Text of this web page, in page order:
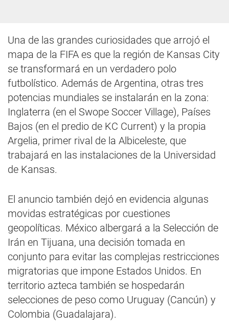
Una de las grandes curiosidades que arrojó el
mapa de la FIFA es que la región de Kansas City
se transformará en un verdadero polo
futbolístico. Además de Argentina, otras tres
potencias mundiales se instalarán en la zona:
Inglaterra (en el Swope Soccer Village), Países
Bajos (en el predio de KC Current) y la propia
Argelia, primer rival de la Albiceleste, que
trabajará en las instalaciones de la Universidad
de Kansas.
El anuncio también dejó en evidencia algunas
movidas estratégicas por cuestiones
geopolíticas. México albergará a la Selección de
Irán en Tijuana, una decisión tomada en
conjunto para evitar las complejas restricciones
migratorias que impone Estados Unidos. En
territorio azteca también se hospedarán
selecciones de peso como Uruguay (Cancún) y
Colombia (Guadalajara).